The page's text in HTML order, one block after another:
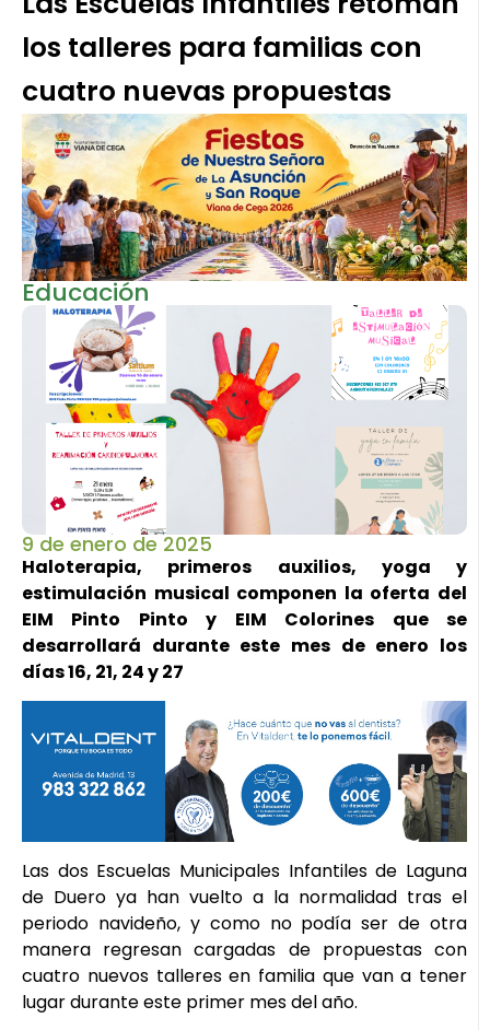
los talleres para familias con
cuatro nuevas propuestas
Educación
9 de enero de 2025
Haloterapia, primeros auxilios, yoga y
estimulación musical componen la oferta del
EIM Pinto Pinto y EIM Colorines que se
desarrollará durante este mes de enero los
días 16, 21, 24 y 27
Las dos Escuelas Municipales Infantiles de Laguna
de Duero ya han vuelto a la normalidad tras el
periodo navideño, y como no podía ser de otra
manera regresan cargadas de propuestas con
cuatro nuevos talleres en familia que van a tener
lugar durante este primer mes del año.